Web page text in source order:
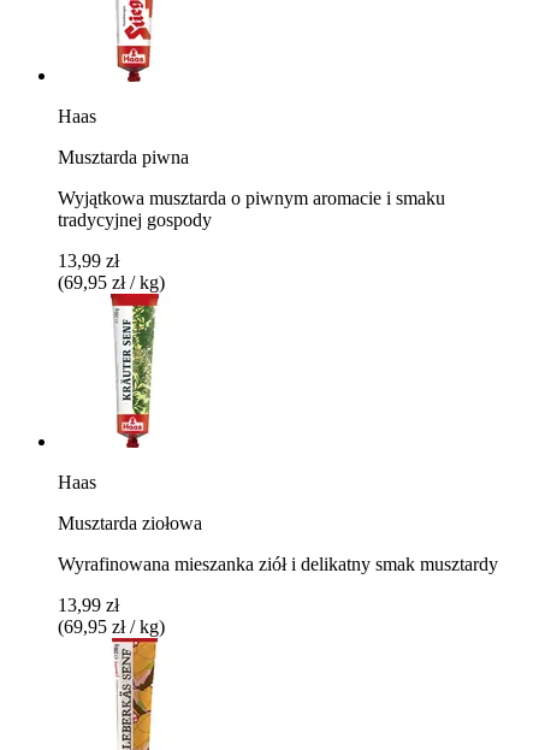
Haas
Musztarda piwna
Wyjątkowa musztarda o piwnym aromacie i smaku
tradycyjnej gospody
13,99 zł
(69,95 zł / kg)
Haas
Musztarda ziołowa
Wyrafinowana mieszanka ziół i delikatny smak musztardy
13,99 zł
(69,95 zł / kg)